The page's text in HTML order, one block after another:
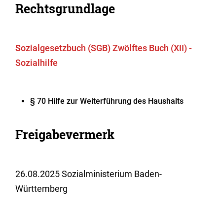
Rechtsgrundlage
Sozialgesetzbuch (SGB) Zwölftes Buch (XII) -
Sozialhilfe
§ 70 Hilfe zur Weiterführung des Haushalts
Freigabevermerk
26.08.2025 Sozialministerium Baden-
Württemberg